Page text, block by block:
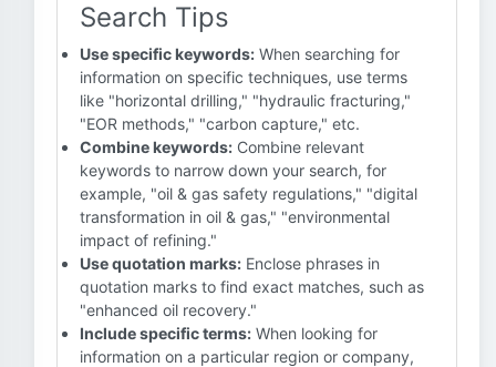
Search Tips
Use specific keywords: When searching for
information on specific techniques, use terms
like "horizontal drilling," "hydraulic fracturing,"
"EOR methods," "carbon capture," etc.
Combine keywords: Combine relevant
keywords to narrow down your search, for
example, "oil & gas safety regulations," "digital
transformation in oil & gas," "environmental
impact of refining."
Use quotation marks: Enclose phrases in
quotation marks to find exact matches, such as
"enhanced oil recovery."
Include specific terms: When looking for
information on a particular region or company,